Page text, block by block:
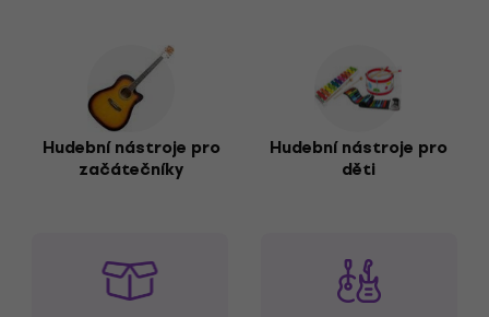
Hudební nástroje pro
začátečníky
Hudební nástroje pro
děti